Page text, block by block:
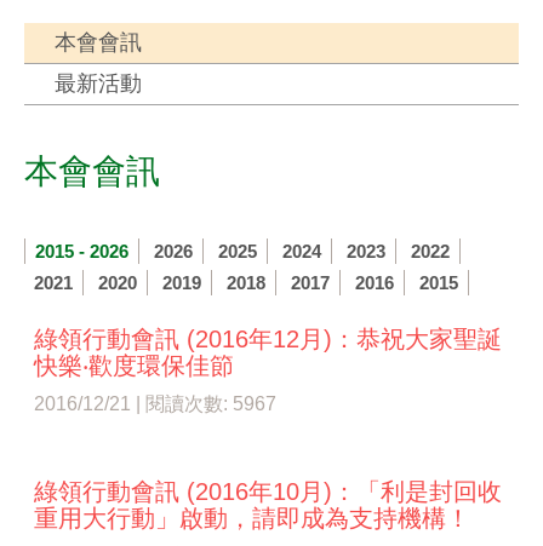
本會會訊
最新活動
本會會訊
2015 - 2026 2026 2025 2024 2023
2022
2021
2020 2019 2018 2017 2016 2015
綠領行動會訊 (2016年12月)：恭祝大家聖誕
快樂‧歡度環保佳節
2016/12/21 | 閱讀次數: 5967
綠領行動會訊 (2016年10月)：「利是封回收
重用大行動」啟動，請即成為支持機構！